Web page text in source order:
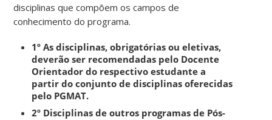
disciplinas que compõem os campos de
conhecimento do programa.
1º As disciplinas, obrigatórias ou eletivas,
deverão ser recomendadas pelo Docente
Orientador do respectivo estudante a
partir do conjunto de disciplinas oferecidas
pelo PGMAT.
2º Disciplinas de outros programas de Pós-